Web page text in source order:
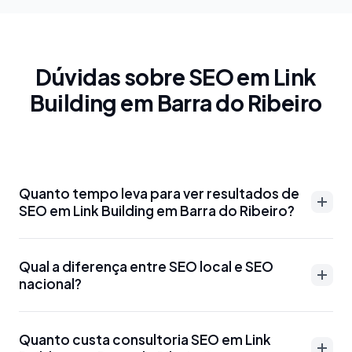
Dúvidas sobre SEO em Link
Building em Barra do Ribeiro
Quanto tempo leva para ver resultados de
SEO em Link Building em Barra do Ribeiro?
Ribeiro podem aparecer entre 3-6 meses para
palavras-chave menos competitivas. Para termos
mais disputados como 'advogado Link Building em
Barra do Ribeiro' ou 'dentista Link Building em Barra
Qual a diferença entre SEO local e SEO
nacional?
em aparecer para buscas específicas da região,
Quanto custa consultoria SEO em Link